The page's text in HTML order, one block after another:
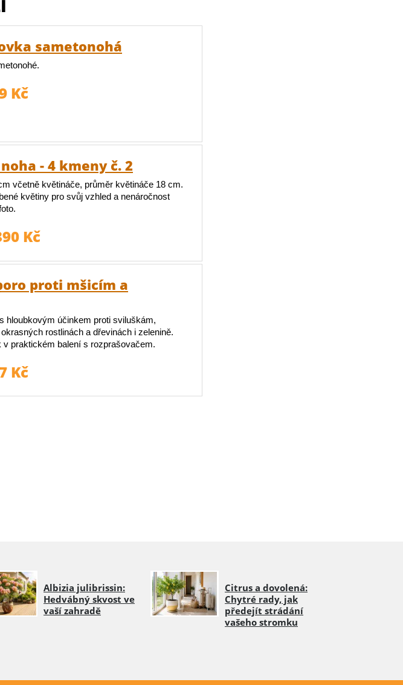
sametonohá
Kč
- 4 kmeny č. 2
včetně květináče, průměr květináče 18 cm.
květiny pro svůj vzhled a nenáročnost
Kč
proti mšicím a
hloubkovým účinkem proti sviluškám,
rostlinách a dřevinách i zelenině.
v praktickém balení s rozprašovačem.
Kč
Albizia julibrissin:
Hedvábný skvost ve
vaší zahradě
Citrus a dovolená:
Chytré rady, jak
předejít strádání
vašeho stromku